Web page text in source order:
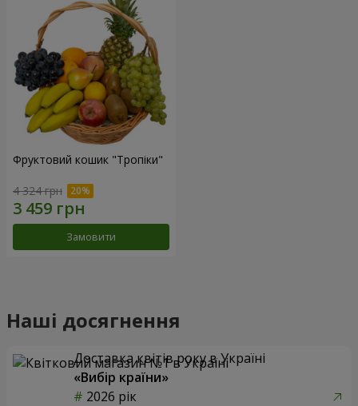
Фруктовий кошик "Тропіки"
4 324 грн
Замовити
Наші досягнення
Доставка квітів року в Україні
«Вибір країни»
2026 рік